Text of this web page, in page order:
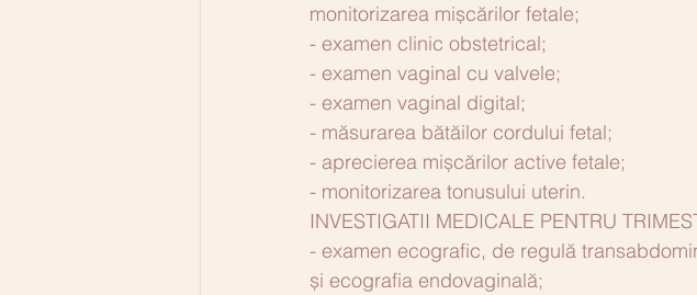
monitorizarea mișcărilor fetale;
- examen clinic obstetrical;
- examen vaginal cu valvele;
- examen vaginal digital;
- măsurarea bătăilor cordului fetal;
- aprecierea mișcărilor active fetale;
- monitorizarea tonusului uterin.
INVESTIGATII MEDICALE PENTRU
- examen ecografic, de regulă
și ecografia endovaginală;